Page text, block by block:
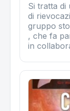
Si tratta di
di
gruppo
, che fa
in